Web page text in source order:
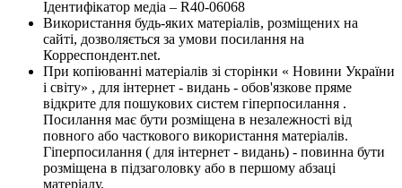
Ідентифікатор медіа – R40-06068
Використання будь-яких матеріалів, розміщених на
сайті, дозволяється за умови посилання на
Корреспондент.net.
При копіюванні матеріалів зі сторінки « Новини України
і світу» , для інтернет - видань - обов'язкове пряме
відкрите для пошукових систем гіперпосилання .
Посилання має бути розміщена в незалежності від
повного або часткового використання матеріалів.
Гіперпосилання ( для інтернет - видань) - повинна бути
розміщена в підзаголовку або в першому абзаці
матеріалу.